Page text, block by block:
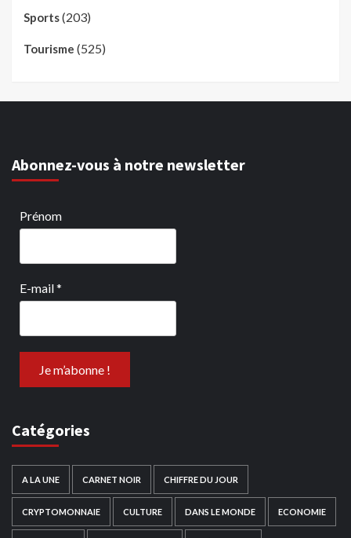
Sports(203)
Tourisme (525)
Abonnez-vous à notre newsletter
Prénom
E-mail*
Catégories
A LA UNE CARNET NOIR CHIFFRE DU JOUR
CRYPTOMONNAIE CULTURE DANS LE MONDE ECONOMIE